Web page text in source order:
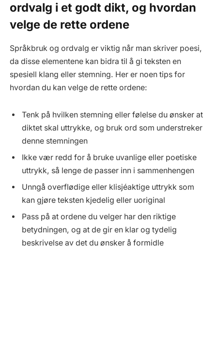
ordvalg i et godt dikt, og hvordan
velge de rette ordene
Språkbruk og ordvalg er viktig når man skriver poesi,
da disse elementene kan bidra til å gi teksten en
spesiell klang eller stemning. Her er noen tips for
hvordan du kan velge de rette ordene:
Tenk på hvilken stemning eller følelse du ønsker at
diktet skal uttrykke, og bruk ord som understreker
denne stemningen
Ikke vær redd for å bruke uvanlige eller poetiske
uttrykk, så lenge de passer inn i sammenhengen
Unngå overflødige eller klisjéaktige uttrykk som
kan gjøre teksten kjedelig eller uoriginal
Pass på at ordene du velger har den riktige
betydningen, og at de gir en klar og tydelig
beskrivelse av det du ønsker å formidle